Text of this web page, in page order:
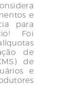
e
para
Foi
de
de
e